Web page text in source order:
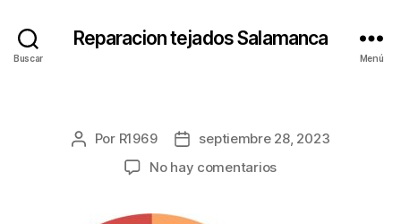
Buscar
Reparacion tejados Salamanca
Menú
Autor
Por R1969
Fecha
la
septiembre 28, 2023
No hay comentariosen